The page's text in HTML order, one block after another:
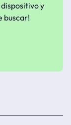
y
buscar!